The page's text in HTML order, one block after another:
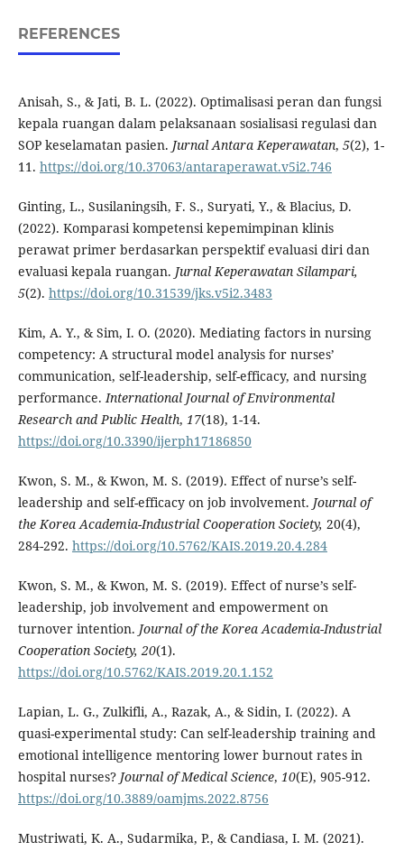
REFERENCES
Anisah, S., & Jati, B. L. (2022). Optimalisasi peran dan fungsi
kepala ruangan dalam pelaksanaan sosialisasi regulasi dan
SOP keselamatan pasien. Jurnal Antara Keperawatan, 5(2), 1-
11. https://doi.org/10.37063/antaraperawat.v5i2.746
Ginting, L., Susilaningsih, F. S., Suryati, Y., & Blacius, D.
(2022). Komparasi kompetensi kepemimpinan klinis
perawat primer berdasarkan perspektif evaluasi diri dan
evaluasi kepala ruangan. Jurnal Keperawatan Silampari,
5(2). https://doi.org/10.31539/jks.v5i2.3483
Kim, A. Y., & Sim, I. O. (2020). Mediating factors in nursing
competency: A structural model analysis for nurses’
communication, self-leadership, self-efficacy, and nursing
performance.International Journal of Environmental
Research and Public Health, 17(18), 1-14.
https://doi.org/10.3390/ijerph17186850
Kwon, S. M., & Kwon, M. S. (2019). Effect of nurse’s self-
leadership and self-efficacy on job involvement. Journal of
the Korea Academia-Industrial Cooperation Society, 20(4),
284-292. https://doi.org/10.5762/KAIS.2019.20.4.284
Kwon, S. M., & Kwon, M. S. (2019). Effect of nurse’s self-
leadership, job involvement and empowerment on
turnover intention. Journal of the Korea Academia-Industrial
Cooperation Society, 20(1).
https://doi.org/10.5762/KAIS.2019.20.1.152
Lapian, L. G., Zulkifli, A., Razak, A., & Sidin, I. (2022). A
quasi-experimental study: Can self-leadership training and
emotional intelligence mentoring lower burnout rates in
hospital nurses? Journal of Medical Science, 10(E), 905-912.
https://doi.org/10.3889/oamjms.2022.8756
Mustriwati, K. A., Sudarmika, P., & Candiasa, I. M. (2021).